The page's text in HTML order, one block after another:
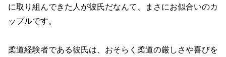
に取り組んできた人が彼氏だなんて、まさにお似合いのカ
ップルです。
柔道経験者である彼氏は、おそらく柔道の厳しさや喜びを